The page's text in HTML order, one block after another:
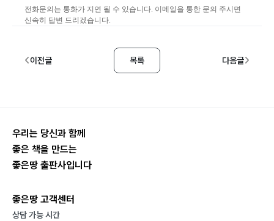
전화문의는 통화가 지연 될 수 있습니다. 이메일을 통한 문의 주시면
신속히 답변 드리겠습니다.
이전글 목록 다음글
우리는 당신과 함께
좋은 책을 만드는
좋은땅 출판사입니다
좋은땅 고객센터
상담 가능 시간